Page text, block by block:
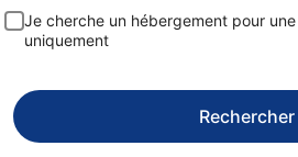
Je cherche un hébergement pour
uniquement
Rechercher